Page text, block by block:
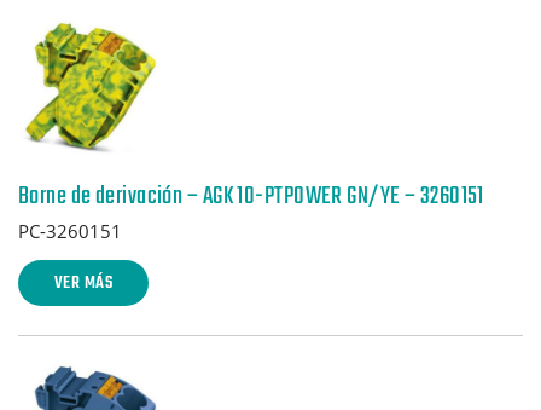
Borne de derivación – AGK 10-PTPOWER GN/YE – 3260151
PC-3260151
VER MÁS